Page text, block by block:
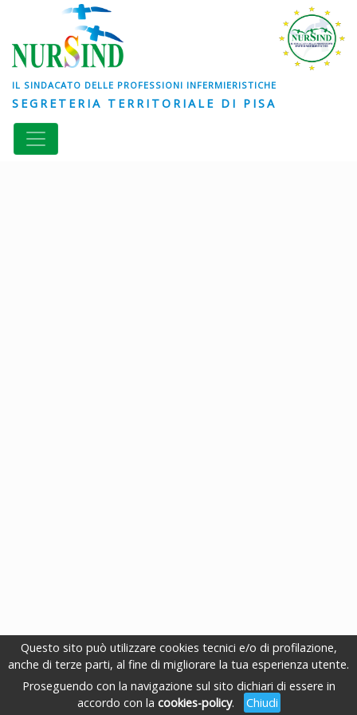
Questo sito può utilizzare cookies tecnici e/o di profilazione,
anche di terze parti, al fine di migliorare la tua esperienza utente.
Proseguendo con la navigazione sul sito dichiari di essere in
accordo con la cookies-policy. Chiudi
IL SINDACATO DELLE PROFESSIONI INFERMIERISTICHE
SEGRETERIA TERRITORIALE DI PISA